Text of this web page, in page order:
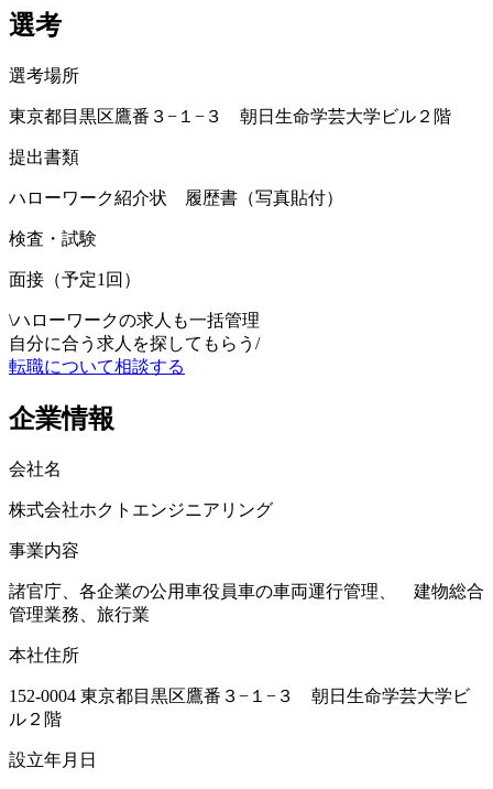
選考
選考場所
東京都目黒区鷹番３−１−３ 朝日生命学芸大学ビル２階
提出書類
ハローワーク紹介状 履歴書（写真貼付）
検査・試験
面接（予定1回）
\ハローワークの求人も一括管理
自分に合う求人を探してもらう /
転職について相談する
企業情報
会社名
株式会社ホクトエンジニアリング
事業内容
諸官庁、各企業の公用車役員車の車両運行管理、 建物総合
管理業務、旅行業
本社住所
152-0004 東京都目黒区鷹番３−１−３ 朝日生命学芸大学ビ
ル２階
設立年月日